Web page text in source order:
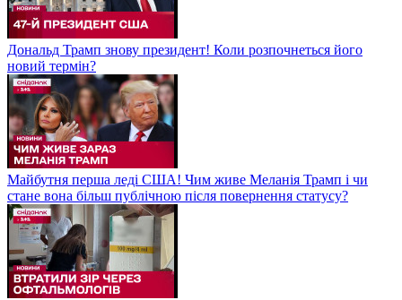
Дональд Трамп знову президент! Коли розпочнеться його
новий термін?
Майбутня перша леді США! Чим живе Меланія Трамп і чи
стане вона більш публічною після повернення статусу?